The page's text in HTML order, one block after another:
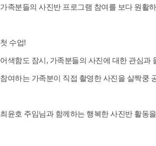
가족분들의 사진반 프로그램 참여를 보다 원활
첫 수업!
어색함도 잠시, 가족분들의 사진에 대한 관심과
참여하는 가족분이 직접 촬영한 사진을 살짝쿵
최윤호 주임님과 함께하는 행복한 사진반 활동